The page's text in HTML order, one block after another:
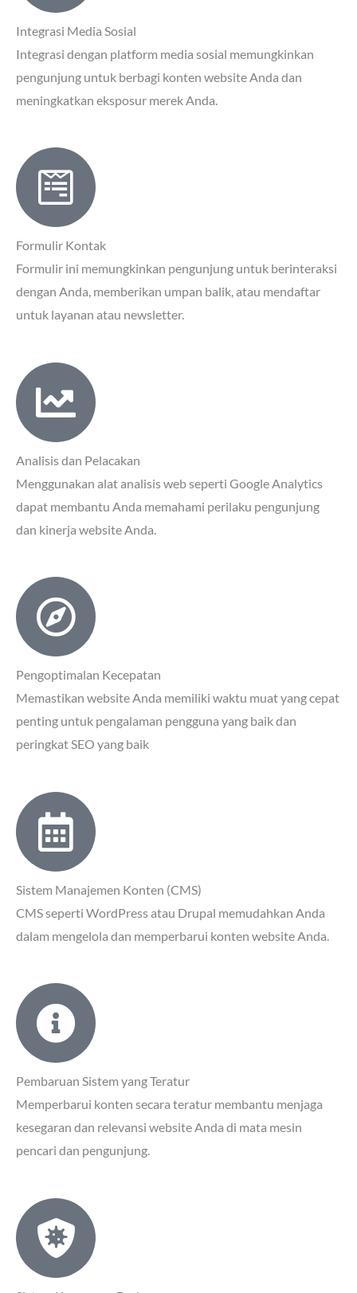
Integrasi Media Sosial
Integrasi dengan platform media sosial memungkinkan
pengunjung untuk berbagi konten website Anda dan
meningkatkan eksposur merek Anda.
Formulir Kontak
Formulir ini memungkinkan pengunjung untuk berinteraksi
dengan Anda, memberikan umpan balik, atau mendaftar
untuk layanan atau newsletter.
Analisis dan Pelacakan
Menggunakan alat analisis web seperti Google Analytics
dapat membantu Anda memahami perilaku pengunjung
dan kinerja website Anda.
Pengoptimalan Kecepatan
Memastikan website Anda memiliki waktu muat yang cepat
penting untuk pengalaman pengguna yang baik dan
peringkat SEO yang baik
Sistem Manajemen Konten (CMS)
CMS seperti WordPress atau Drupal memudahkan Anda
dalam mengelola dan memperbarui konten website Anda.
Pembaruan Sistem yang Teratur
Memperbarui konten secara teratur membantu menjaga
kesegaran dan relevansi website Anda di mata mesin
pencari dan pengunjung.